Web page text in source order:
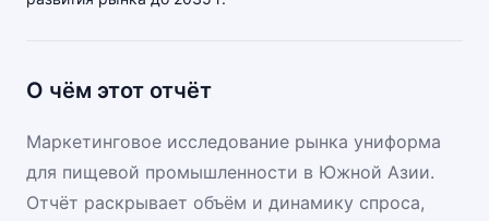
О чём этот отчёт
Маркетинговое исследование рынка униформа
для пищевой промышленности в Южной Азии.
Отчёт раскрывает объём и динамику спроса,